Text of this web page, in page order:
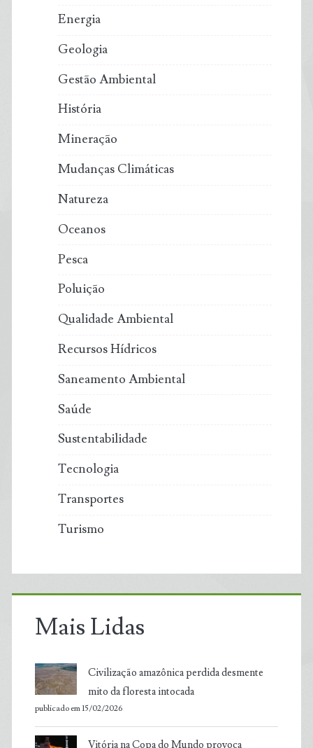
Energia
Geologia
Gestão Ambiental
História
Mineração
Mudanças Climáticas
Natureza
Oceanos
Pesca
Poluição
Qualidade Ambiental
Recursos Hídricos
Saneamento Ambiental
Saúde
Sustentabilidade
Tecnologia
Transportes
Turismo
Mais Lidas
Civilização amazônica perdida desmente
mito da floresta intocada
publicado em 15/02/2026
Vitória na Copa do Mundo provoca